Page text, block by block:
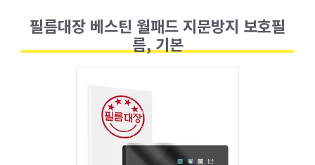
필름대장 베스틴 월패드 지문방지 보호필
름, 기본